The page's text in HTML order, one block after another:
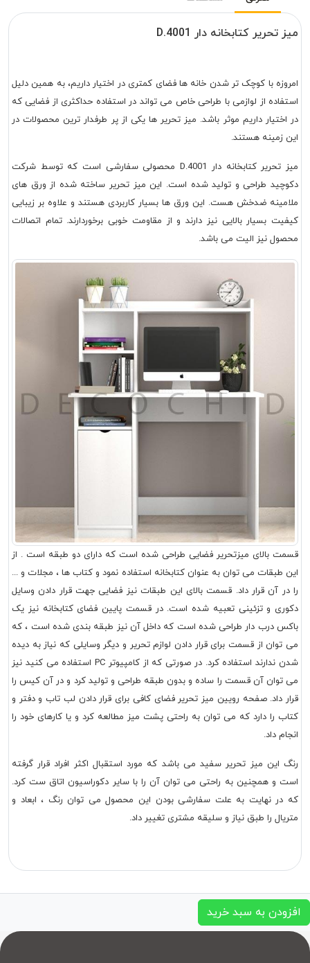
میز تحریر کتابخانه دار D.4001
امروزه با کوچک تر شدن خانه ها فضای کمتری در اختیار داریم، به همین دلیل
استفاده از لوازمی با طراحی خاص می تواند در استفاده حداکثری از فضایی که
در اختیار داریم موثر باشد. میز تحریر ها یکی از پر طرفدار ترین محصولات در
این زمینه هستند.
میز تحریر کتابخانه دار 4001.D محصولی سفارشی است که توسط شرکت
دکوچید طراحی و تولید شده است. این میز تحریر ساخته شده از ورق های
ملامینه ضدخش هست. این ورق ها بسیار کاربردی هستند و علاوه بر زیبایی
کیفیت بسیار بالایی نیز دارند و از مقاومت خوبی برخوردارند. تمام اتصالات
محصول نیز الیت می باشد.
قسمت بالای میزتحریر فضایی طراحی شده است که دارای دو طبقه است . از
این طبقات می توان به عنوان کتابخانه استفاده نمود و کتاب ها ، مجلات و ...
را در آن قرار داد. قسمت بالای این طبقات نیز فضایی جهت قرار دادن وسایل
دکوری و تزئینی تعبیه شده است. در قسمت پایین فضای کتابخانه نیز یک
باکس درب دار طراحی شده است که داخل آن نیز طبقه بندی شده است ، که
می توان از قسمت برای قرار دادن لوازم تحریر و دیگر وسایلی که نیاز به دیده
شدن ندارند استفاده کرد. در صورتی که از کامپیوتر PC استفاده می کنید نیز
می توان آن قسمت را ساده و بدون طبقه طراحی و تولید کرد و در آن کیس را
قرار داد. صفحه رویین میز تحریر فضای کافی برای قرار دادن لب تاب و دفتر و
کتاب را دارد که می توان به راحتی پشت میز مطالعه کرد و یا کارهای خود را
انجام داد.
رنگ این میز تحریر سفید می باشد که مورد استقبال اکثر افراد قرار گرفته
است و همچنین به راحتی می توان آن را با سایر دکوراسیون اتاق ست کرد.
که در نهایت به علت سفارشی بودن این محصول می توان رنگ ، ابعاد و
متریال را طبق نیاز و سلیقه مشتری تغییر داد.
افزودن به سبد خرید